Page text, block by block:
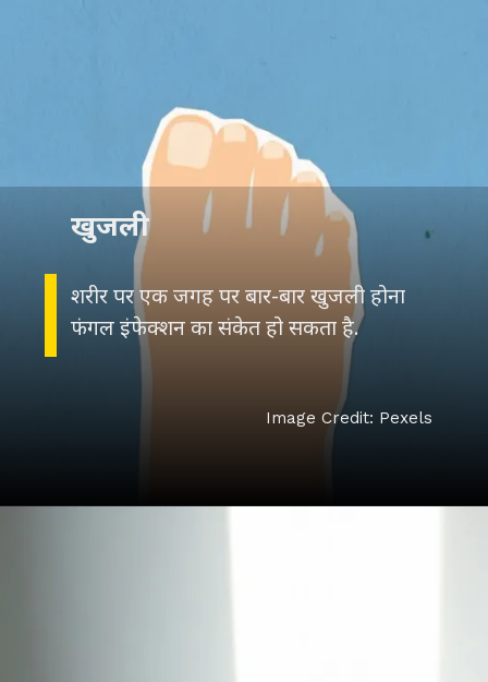
शरीर पर एक जगह पर बार-बार खुजली होना
फंगल इंफेक्शन का संकेत हो सकता है.
खुजली
Image Credit: Pexels